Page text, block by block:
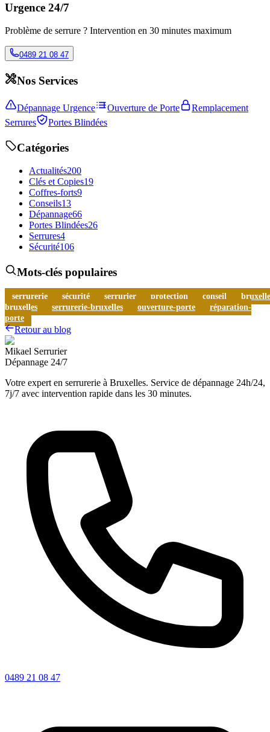
Urgence 24/7
Problème de serrure ? Intervention en 30 minutes maximum
0489 21 08 47
Nos Services
Dépannage Urgence Ouverture de Porte
Remplacement
Serrures
Portes Blindées
Catégories
Actualités200
Clés et Copies19
Coffres-forts9
Conseils13
Dépannage66
Portes Blindées26
Serrures4
Sécurité106
Mots-clés populaires
serrurerie sécurité serrurier protection conseil
bruxelles
serrurerie-bruxelles ouverture-porte
réparation-
porte
Retour au blog
Mikael Serrurier
Dépannage 24/7
Votre expert en serrurerie à Bruxelles. Service de dépannage 24h/24,
7j/7 avec intervention rapide dans les 30 minutes.
0489 21 08 47